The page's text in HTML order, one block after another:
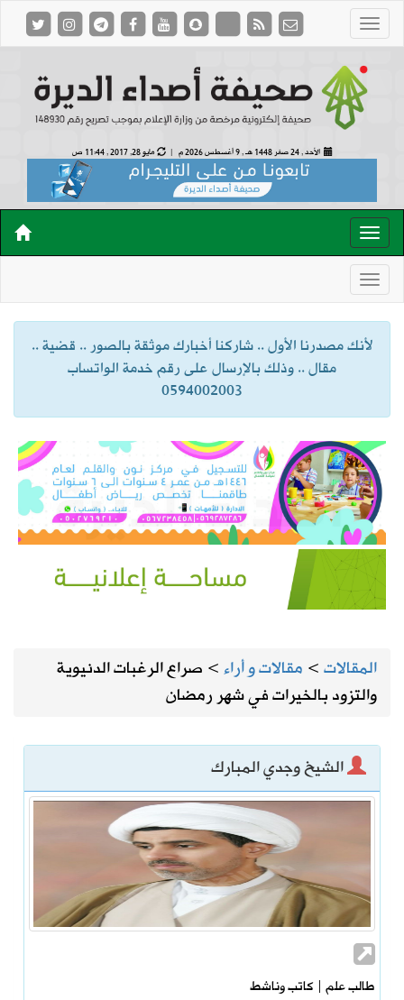
الأحد , 24 صفر 1448 هـ , 9 أغسطس 2026 م | مايو 28, 2017 , 11:44 ص
لأنك مصدرنا الأول .. شاركنا أخبارك موثقة بالصور .. قضية ..
مقال .. وذلك بالإرسال على رقم خدمة الواتساب
0594002003
المقالات> مقالات و أراء> صراع الرغبات الدنيوية
والتزود بالخيرات في شهر رمضان
الشيخ وجدي المبارك
طالب علم | كاتب وناشط